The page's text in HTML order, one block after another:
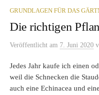
GRUNDLAGEN FÜR DAS
Die richtigen
Veröffentlicht am 7. Juni 2020
Jedes Jahr kaufe ich einen
weil die Schnecken die
auch eine Echinacea und